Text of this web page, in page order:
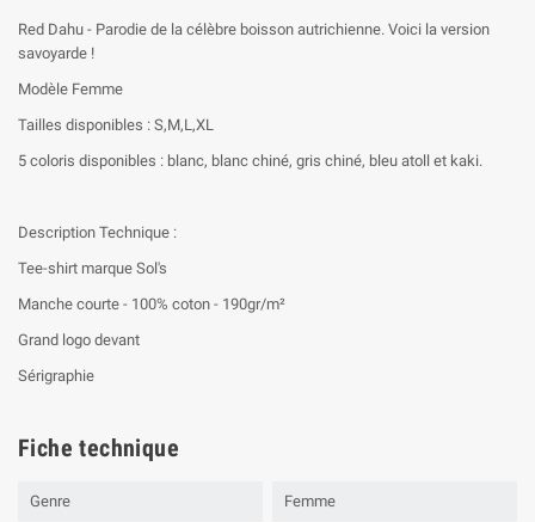
Red Dahu - Parodie de la célèbre boisson autrichienne. Voici la version
savoyarde !
Modèle Femme
Tailles disponibles : S,M,L,XL
5 coloris disponibles : blanc, blanc chiné, gris chiné, bleu atoll et kaki.
Description Technique :
Tee-shirt marque Sol's
Manche courte - 100% coton - 190gr/m²
Grand logo devant
Sérigraphie
Fiche technique
Genre Femme